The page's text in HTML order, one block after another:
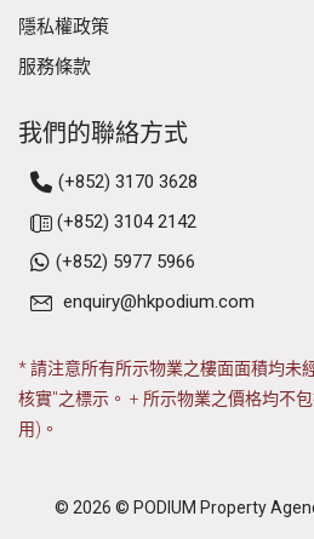
隱私權政策
服務條款
我們的聯絡方式
(+852) 3170 3628
(+852) 3104 2142
(+852) 5977 5966
enquiry@hkpodium.com
* 請注意所有所示物業之樓面面積均未
核實"之標示。 + 所示物業之價格均不
用)。
© 2026 © PODIUM Property